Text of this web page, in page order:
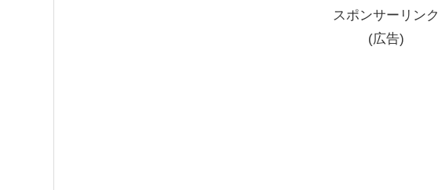
スポンサーリンク
(広告)